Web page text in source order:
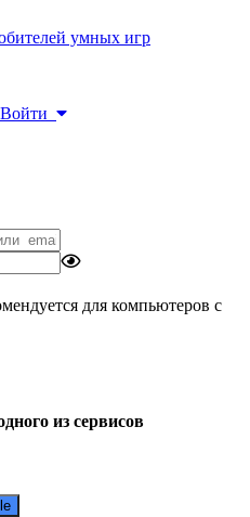
умных игр
для компьютеров с
из сервисов